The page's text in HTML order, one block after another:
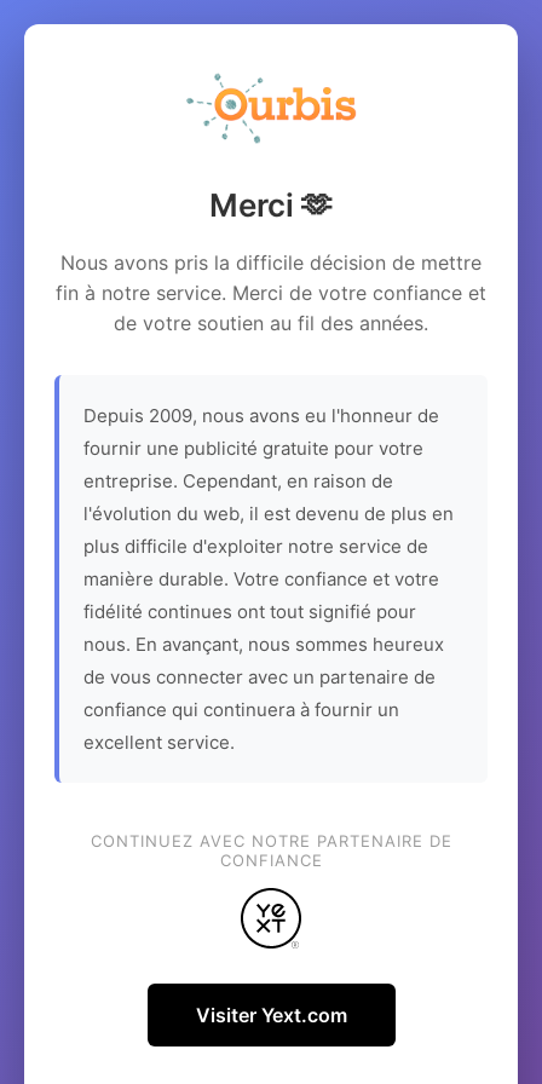
Merci 🫶
Nous avons pris la difficile décision de mettre
fin à notre service. Merci de votre confiance et
de votre soutien au fil des années.
Depuis 2009, nous avons eu l'honneur de
fournir une publicité gratuite pour votre
entreprise. Cependant, en raison de
l'évolution du web, il est devenu de plus en
plus difficile d'exploiter notre service de
manière durable. Votre confiance et votre
fidélité continues ont tout signifié pour
nous. En avançant, nous sommes heureux
de vous connecter avec un partenaire de
confiance qui continuera à fournir un
excellent service.
CONTINUEZ AVEC NOTRE PARTENAIRE DE
CONFIANCE
Visiter Yext.com